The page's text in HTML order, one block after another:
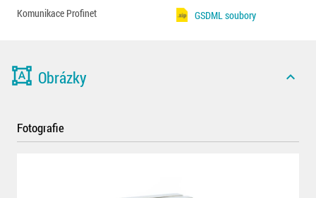
Komunikace Profinet
GSDML soubory
format_shapes Obrázky expand_less
Fotografie